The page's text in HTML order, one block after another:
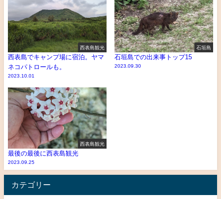
西表島観光
西表島でキャンプ場に宿泊。ヤマ
ネコパトロールも。
2023.10.01
石垣島
石垣島での出来事トップ15
2023.09.30
西表島観光
最後の最後に西表島観光
2023.09.25
カテゴリー